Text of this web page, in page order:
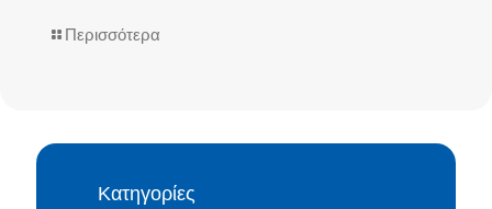
Περισσότερα
Κατηγορίες